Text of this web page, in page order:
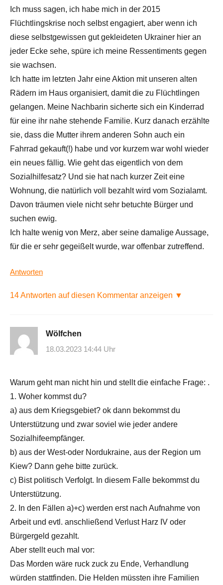
Ich muss sagen, ich habe mich in der 2015
Flüchtlingskrise noch selbst engagiert, aber wenn ich
diese selbstgewissen gut gekleideten Ukrainer hier an
jeder Ecke sehe, spüre ich meine Ressentiments gegen
sie wachsen.
Ich hatte im letzten Jahr eine Aktion mit unseren alten
Rädern im Haus organisiert, damit die zu Flüchtlingen
gelangen. Meine Nachbarin sicherte sich ein Kinderrad
für eine ihr nahe stehende Familie. Kurz danach erzählte
sie, dass die Mutter ihrem anderen Sohn auch ein
Fahrrad gekauft(!) habe und vor kurzem war wohl wieder
ein neues fällig. Wie geht das eigentlich von dem
Sozialhilfesatz? Und sie hat nach kurzer Zeit eine
Wohnung, die natürlich voll bezahlt wird vom Sozialamt.
Davon träumen viele nicht sehr betuchte Bürger und
suchen ewig.
Ich halte wenig von Merz, aber seine damalige Aussage,
für die er sehr gegeißelt wurde, war offenbar zutreffend.
Antworten
14 Antworten auf diesen Kommentar anzeigen ▼
Wölfchen
18.03.2023 14:44 Uhr
Warum geht man nicht hin und stellt die einfache Frage: .
1. Woher kommst du?
a) aus dem Kriegsgebiet? ok dann bekommst du
Unterstützung und zwar soviel wie jeder andere
Sozialhifeempfänger.
b) aus der West-oder Nordukraine, aus der Region um
Kiew? Dann gehe bitte zurück.
c) Bist politisch Verfolgt. In diesem Falle bekommst du
Unterstützung.
2. In den Fällen a)+c) werden erst nach Aufnahme von
Arbeit und evtl. anschließend Verlust Harz IV oder
Bürgergeld gezahlt.
Aber stellt euch mal vor:
Das Morden wäre ruck zuck zu Ende, Verhandlung
würden stattfinden. Die Helden müssten ihre Familien